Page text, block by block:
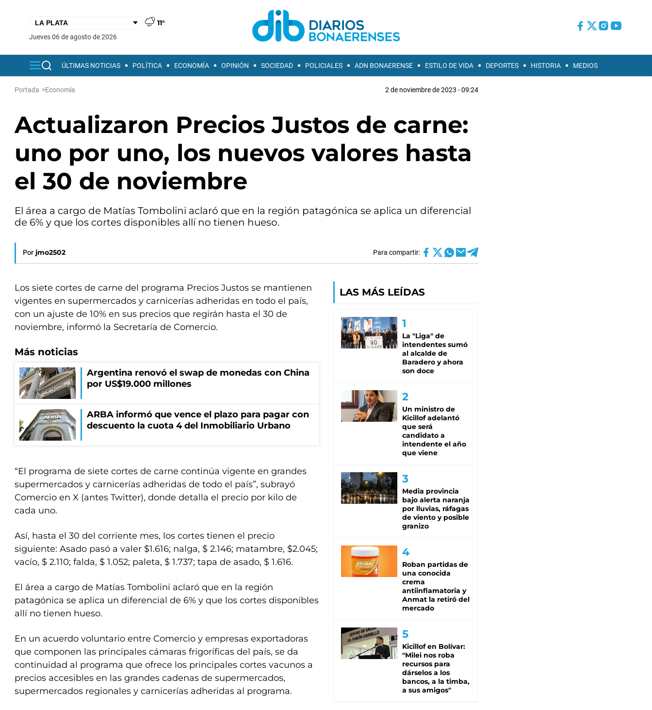
11°
jueves 06 de agosto de 2026
ÚLTIMAS NOTICIAS POLÍTICA ECONOMÍA OPINIÓN SOCIEDAD POLICIALES ADN BONAERENSE ESTILO DE VIDA DEPORTES HISTORIA MEDIOS
Portada >Economía 2 de noviembre de 2023 - 09:24
Actualizaron Precios Justos de carne:
uno por uno, los nuevos valores hasta
el 30 de noviembre
El área a cargo de Matías Tombolini aclaró que en la región patagónica se aplica un diferencial
de 6% y que los cortes disponibles allí no tienen hueso.
Por jmo2502 Para compartir:
Los siete cortes de carne del programa Precios Justos se mantienen
vigentes en supermercados y carnicerías adheridas en todo el país,
con un ajuste de 10% en sus precios que regirán hasta el 30 de
noviembre, informó la Secretaría de Comercio.
Más noticias
Argentina renovó el swap de monedas con China
por US$19.000 millones
ARBA informó que vence el plazo para pagar con
descuento la cuota 4 del Inmobiliario Urbano
“El programa de siete cortes de carne continúa vigente en grandes
supermercados y carnicerías adheridas de todo el país”, subrayó
Comercio en X (antes Twitter), donde detalla el precio por kilo de
cada uno.
Así, hasta el 30 del corriente mes, los cortes tienen el precio
siguiente: Asado pasó a valer $1.616; nalga, $ 2.146; matambre, $2.045;
vacío, $ 2.110; falda, $ 1.052; paleta, $ 1.737; tapa de asado, $ 1.616.
El área a cargo de Matías Tombolini aclaró que en la región
patagónica se aplica un diferencial de 6% y que los cortes disponibles
allí no tienen hueso.
En un acuerdo voluntario entre Comercio y empresas exportadoras
que componen las principales cámaras frigoríficas del país, se da
continuidad al programa que ofrece los principales cortes vacunos a
precios accesibles en las grandes cadenas de supermercados,
supermercados regionales y carnicerías adheridas al programa.
LAS MÁS LEÍDAS
La "Liga" de
intendentes sumó
al alcalde de
Baradero y ahora
son doce
Un ministro de
Kicillof adelantó
que será
candidato a
intendente el año
que viene
Media provincia
bajo alerta naranja
por lluvias, ráfagas
de viento y posible
granizo
Roban partidas de
una conocida
crema
antiinflamatoria y
Anmat la retiró del
mercado
Kicillof en Bolívar:
"Milei nos roba
recursos para
dárselos a los
bancos, a la timba,
a sus amigos"